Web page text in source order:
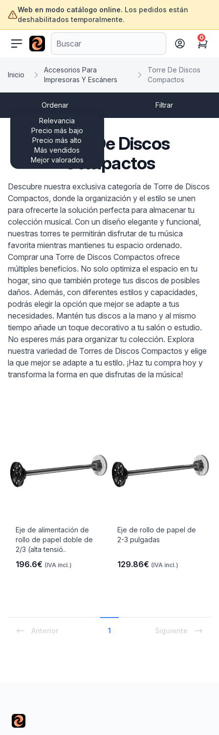
Web en modo catálogo online. Los pedidos están
deshabilitados temporalmente.
ofertasinformatica.com
Cart
0
Inicio
Accesorios Para
Impresoras Y Escáners
Torre De Discos
Compactos
Ordenar
Relevancia
Precio más bajo
Precio más alto
Más vendidos
Mejor valorados
Filtrar
Torre De Discos
Compactos
Descubre nuestra exclusiva categoría de Torre de Discos
Compactos, donde la organización y el estilo se unen
para ofrecerte la solución perfecta para almacenar tu
colección musical. Con un diseño elegante y funcional,
nuestras torres te permitirán disfrutar de tu música
favorita mientras mantienes tu espacio ordenado.
Comprar una Torre de Discos Compactos ofrece
múltiples beneficios. No solo optimiza el espacio en tu
hogar, sino que también protege tus discos de posibles
daños. Además, con diferentes estilos y capacidades,
podrás elegir la opción que mejor se adapte a tus
necesidades. Mantén tus discos a la mano y al mismo
tiempo añade un toque decorativo a tu salón o estudio.
No esperes más para organizar tu colección. Explora
nuestra variedad de Torres de Discos Compactos y elige
la que mejor se adapte a tu estilo. ¡Haz tu compra hoy y
transforma la forma en que disfrutas de la música!
Eje de alimentación de
rollo de papel doble de
2/3 (alta tensió..
196.6€ (IVA incl.)
Eje de rollo de papel de
2-3 pulgadas
129.86€ (IVA incl.)
Anterior 1 Siguiente